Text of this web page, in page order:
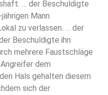
… der Beschuldigte
Mann
zu verlassen. … der
Beschuldigte ihn
mehrere Faustschläge
dem
Hals gehalten diesem
sich der